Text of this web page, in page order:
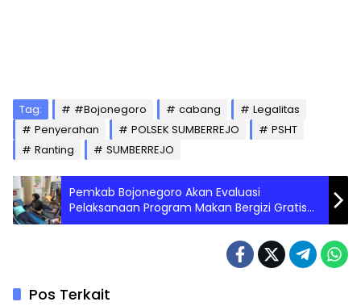
Tag: #Bojonegoro cabang
Legalitas
Penyerahan
POLSEK SUMBERREJO
PSHT
Ranting
SUMBERREJO
Pemkab Bojonegoro Akan Evaluasi
Pelaksanaan Program Makan Bergizi Gratis
Usai Puluhan Siswa Keracunan
Pos Terkait